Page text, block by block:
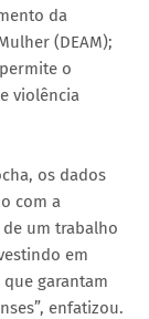
da
(DEAM);
o
violência
os dados
com a
um trabalho
em
garantam
enfatizou.